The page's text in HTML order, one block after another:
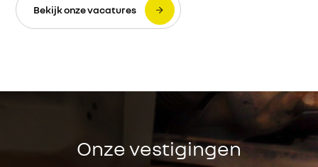
Bekijk onze vacatures
Onze vestigingen